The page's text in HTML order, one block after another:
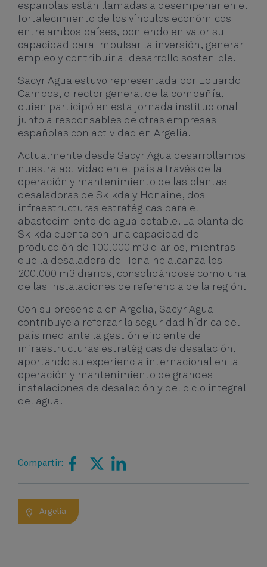
españolas están llamadas a desempeñar en el
fortalecimiento de los vínculos económicos
entre ambos países, poniendo en valor su
capacidad para impulsar la inversión, generar
empleo y contribuir al desarrollo sostenible.
Sacyr Agua estuvo representada por Eduardo
Campos, director general de la compañía,
quien participó en esta jornada institucional
junto a responsables de otras empresas
españolas con actividad en Argelia.
Actualmente desde Sacyr Agua desarrollamos
nuestra actividad en el país a través de la
operación y mantenimiento de las plantas
desaladoras de Skikda y Honaine, dos
infraestructuras estratégicas para el
abastecimiento de agua potable. La planta de
Skikda cuenta con una capacidad de
producción de 100.000 m3 diarios, mientras
que la desaladora de Honaine alcanza los
200.000 m3 diarios, consolidándose como una
de las instalaciones de referencia de la región.
Con su presencia en Argelia, Sacyr Agua
contribuye a reforzar la seguridad hídrica del
país mediante la gestión eficiente de
infraestructuras estratégicas de desalación,
aportando su experiencia internacional en la
operación y mantenimiento de grandes
instalaciones de desalación y del ciclo integral
del agua.
Compartir:
Argelia